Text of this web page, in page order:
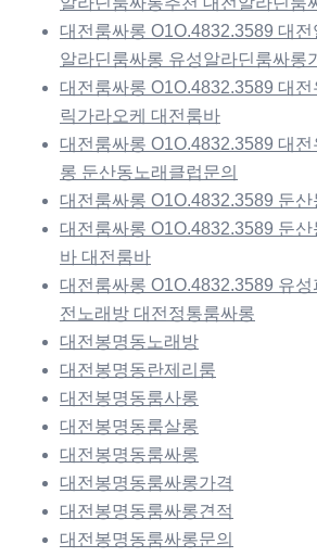
대전룸싸롱 O1O.4832.3589 대
알라딘룸싸롱 유성알라딘룸싸롱
대전룸싸롱 O1O.4832.3589 대
릭가라오케 대전룸바
대전룸싸롱 O1O.4832.3589 대
롱 둔산동노래클럽문의
대전룸싸롱 O1O.4832.3589 둔산
대전룸싸롱 O1O.4832.3589 둔
바 대전룸바
대전룸싸롱 O1O.4832.3589 유
전노래방 대전정통룸싸롱
대전봉명동노래방
대전봉명동란제리룸
대전봉명동룸사롱
대전봉명동룸살롱
대전봉명동룸싸롱
대전봉명동룸싸롱가격
대전봉명동룸싸롱견적
대전봉명동룸싸롱문의